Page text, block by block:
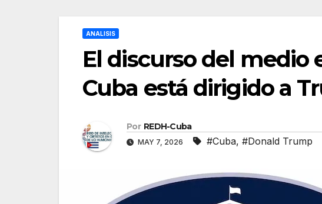
ANALISIS
El discurso del medio
Cuba está dirigido a
Por REDH-Cuba
MAY 7, 2026 #Cuba, #Donald Trump